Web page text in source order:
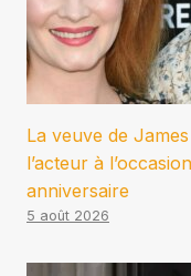
La veuve de
l’acteur à
anniversaire
5 août 2026